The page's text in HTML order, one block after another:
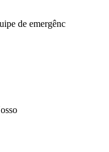
de emergênc